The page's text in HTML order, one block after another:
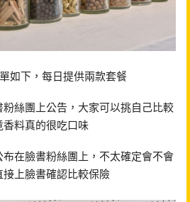
如下，每日提供兩款套餐
絲團上公告，大家可以挑自己比較
料真的很吃口味
在臉書粉絲團上，不太確定會不會
上臉書確認比較保險